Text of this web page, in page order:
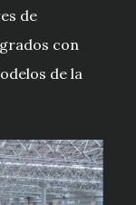
de
con
de la